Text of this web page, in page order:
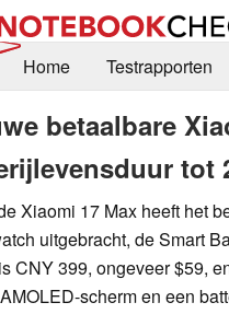
Home
Testrapporten
betaalbare
tot
Xiaomi 17 Max heeft het
uitgebracht, de Smart
CNY 399, ongeveer $59,
scherm en een